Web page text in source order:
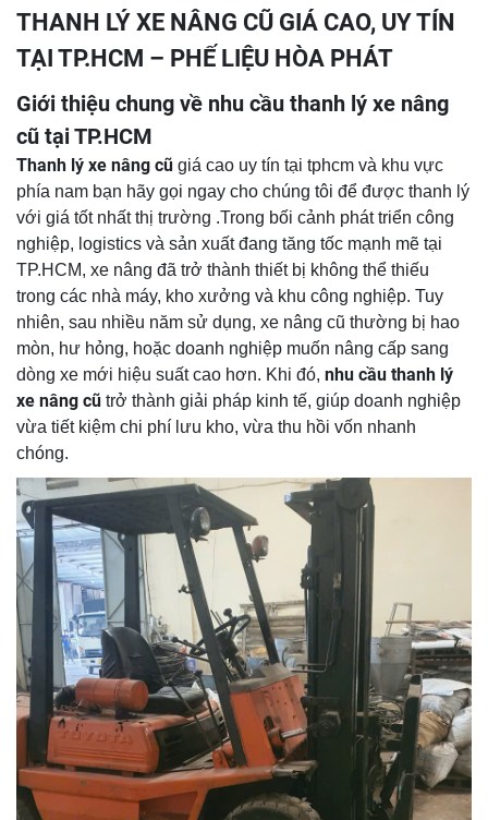
THANH LÝ XE NÂNG CŨ GIÁ CAO, UY TÍN
TẠI TP.HCM – PHẾ LIỆU HÒA PHÁT
Giới thiệu chung về nhu cầu thanh lý xe nâng
cũ tại TP.HCM
Thanh lý xe nâng cũ giá cao uy tín tại tphcm và khu vực
phía nam bạn hãy gọi ngay cho chúng tôi để được thanh lý
với giá tốt nhất thị trường .Trong bối cảnh phát triển công
nghiệp, logistics và sản xuất đang tăng tốc mạnh mẽ tại
TP.HCM, xe nâng đã trở thành thiết bị không thể thiếu
trong các nhà máy, kho xưởng và khu công nghiệp. Tuy
nhiên, sau nhiều năm sử dụng, xe nâng cũ thường bị hao
mòn, hư hỏng, hoặc doanh nghiệp muốn nâng cấp sang
dòng xe mới hiệu suất cao hơn. Khi đó, nhu cầu thanh lý
xe nâng cũ trở thành giải pháp kinh tế, giúp doanh nghiệp
vừa tiết kiệm chi phí lưu kho, vừa thu hồi vốn nhanh
chóng.